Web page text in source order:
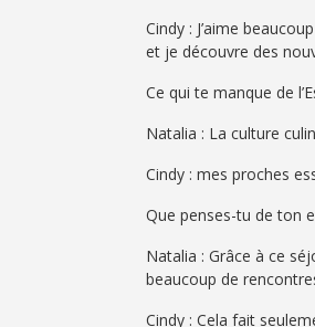
Cindy : J’aime
et je découvre des
Ce qui te manque de
Natalia : La culture
Cindy : mes proches
Que penses-tu de ton
Natalia : Grâce à ce
beaucoup de
Cindy : Cela fait